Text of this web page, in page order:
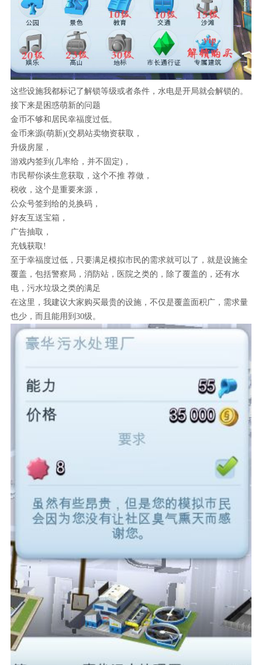
这些设施我都标记了解锁等级或者条件，水电是开局就会解锁的。
接下来是困惑萌新的问题
金币不够和居民幸福度过低。
金币来源(萌新)(交易站卖物资获取，
升级房屋，
游戏内签到(几率给，并不固定)，
市民帮你谈生意获取，这个不推 荐做，
税收，这个是重要来源，
公众号签到给的兑换码，
好友互送宝箱，
广告抽取，
充钱获取!
至于幸福度过低，只要满足模拟市民的需求就可以了，就是设施全
覆盖，包括警察局，消防站，医院之类的，除了覆盖的，还有水
电，污水垃圾之类的满足
在这里，我建议大家购买最贵的设施，不仅是覆盖面积广，需求量
也少，而且能用到30级。